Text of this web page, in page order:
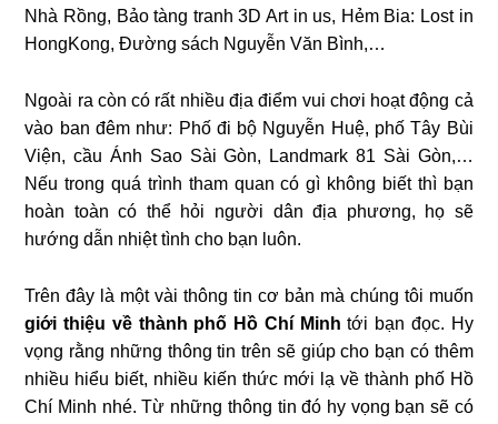
Nhà Rồng, Bảo tàng tranh 3D Art in us, Hẻm Bia: Lost in
HongKong, Đường sách Nguyễn Văn Bình,…
Ngoài ra còn có rất nhiều địa điểm vui chơi hoạt động cả
vào ban đêm như: Phố đi bộ Nguyễn Huệ, phố Tây Bùi
Viện, cầu Ánh Sao Sài Gòn, Landmark 81 Sài Gòn,…
Nếu trong quá trình tham quan có gì không biết thì bạn
hoàn toàn có thể hỏi người dân địa phương, họ sẽ
hướng dẫn nhiệt tình cho bạn luôn.
Trên đây là một vài thông tin cơ bản mà chúng tôi muốn
giới thiệu về thành phố Hồ Chí Minh tới bạn đọc. Hy
vọng rằng những thông tin trên sẽ giúp cho bạn có thêm
nhiều hiểu biết, nhiều kiến thức mới lạ về thành phố Hồ
Chí Minh nhé. Từ những thông tin đó hy vọng bạn sẽ có